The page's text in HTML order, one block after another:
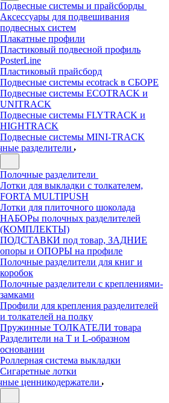
Подвесные системы и прайсборды
Аксессуары для подвешивания
подвесных систем
Плакатные профили
Пластиковый подвесной профиль
PosterLine
Пластиковый прайсборд
Подвесные системы ecotrack в СБОРЕ
Подвесные системы ECOTRACK и
UNITRACK
Подвесные системы FLYTRACK и
HIGHTRACK
Подвесные системы MINI-TRACK
разделители
Полочные разделители
Лотки для выкладки с толкателем,
FORTA MULTIPUSH
Лотки для плиточного шоколада
НАБОРы полочных разделителей
(КОМПЛЕКТЫ)
ПОДСТАВКИ под товар, ЗАДНИЕ
опоры и ОПОРЫ на профиле
Полочные разделители для книг и
коробок
Полочные разделители с креплениями-
замками
Профили для крепления разделителей
и толкателей на полку
Пружинные ТОЛКАТЕЛИ товара
Разделители на Т и L-образном
основании
Роллерная система выкладки
Сигаретные лотки
ценникодержатели